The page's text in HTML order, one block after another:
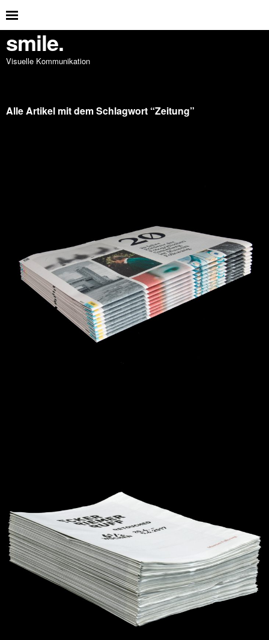
smile.
Visuelle Kommunikation
Alle Artikel mit dem Schlagwort “Zeitung”